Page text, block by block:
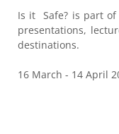
Is it Safe? is part
presentations,
destinations.
16 March - 14 April